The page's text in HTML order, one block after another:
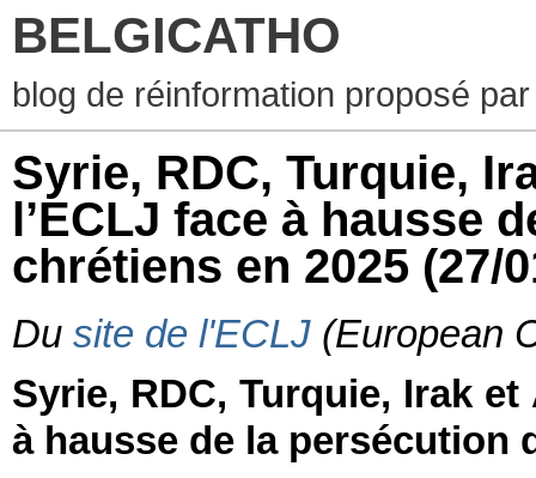
BELGICATHO
blog de réinformation proposé
Syrie, RDC, Turquie,
l’ECLJ face à hausse
chrétiens en 2025 (27/
Du site de l'ECLJ (European
Syrie, RDC, Turquie, Irak
à hausse de la persécution